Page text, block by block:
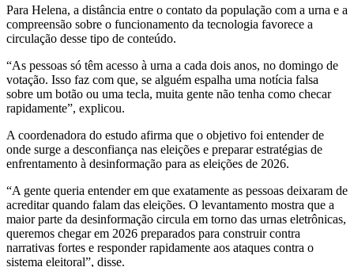
Para Helena, a distância entre o contato da população com a urna e a
compreensão sobre o funcionamento da tecnologia favorece a
circulação desse tipo de conteúdo.
“As pessoas só têm acesso à urna a cada dois anos, no domingo de
votação. Isso faz com que, se alguém espalha uma notícia falsa
sobre um botão ou uma tecla, muita gente não tenha como checar
rapidamente”, explicou.
A coordenadora do estudo afirma que o objetivo foi entender de
onde surge a desconfiança nas eleições e preparar estratégias de
enfrentamento à desinformação para as eleições de 2026.
“A gente queria entender em que exatamente as pessoas deixaram de
acreditar quando falam das eleições. O levantamento mostra que a
maior parte da desinformação circula em torno das urnas eletrônicas,
queremos chegar em 2026 preparados para construir contra
narrativas fortes e responder rapidamente aos ataques contra o
sistema eleitoral”, disse.